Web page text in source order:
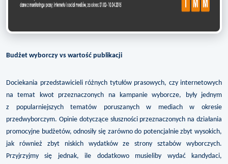
Budżet wyborczy vs wartość publikacji
Dociekania przedstawicieli różnych tytułów prasowych, czy internetowych
na temat kwot przeznaczonych na kampanie wyborcze, były jednym
z popularniejszych tematów poruszanych w mediach w okresie
przedwyborczym. Opinie dotyczące słuszności przeznaczonych na działania
promocyjne budżetów, odnosiły się zarówno do potencjalnie zbyt wysokich,
jak również zbyt niskich wydatków ze strony sztabów wyborczych.
Przyjrzyjmy się jednak, ile dodatkowo musieliby wydać kandydaci,